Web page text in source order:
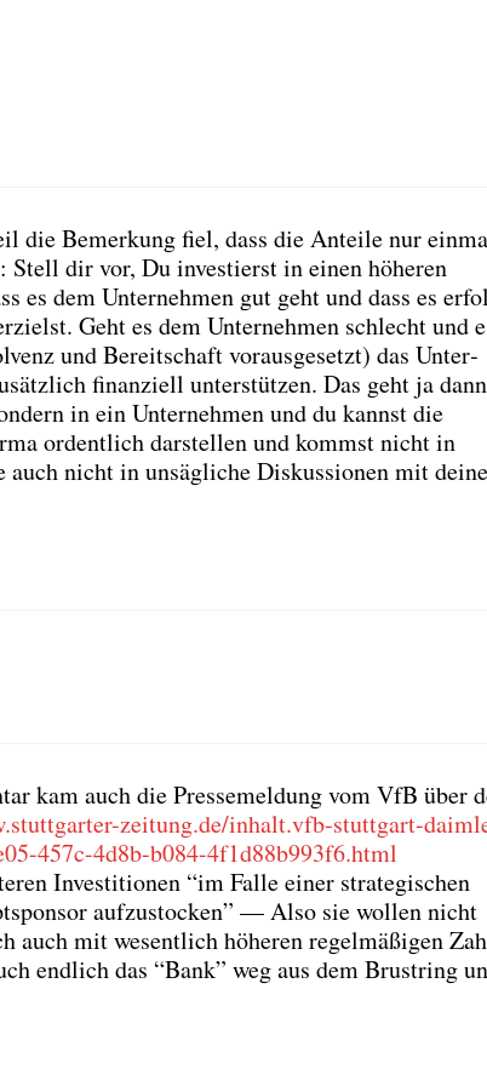
die Bemer­kung fiel, dass die Antei­le nur
Stell dir vor, Du inves­tierst in einen höhe­ren
es dem Unter­neh­men gut geht und dass es
Geht es dem Unter­neh­men schlecht und
und Bereit­schaft vor­aus­ge­setzt) das Unter­
finan­zi­ell unter­stüt­zen. Das geht ja
in ein Unter­neh­men und du kannst die
ordent­lich dar­stel­len und kommst nicht in
nicht in unsäg­li­che Dis­kus­sio­nen mit
kam auch die Pres­se­mel­dung vom VfB über
zeitung.de/inhalt.vfb-stuttgart-
457c-4d8b-b084-4f1d88b993f6.html
Inves­ti­tio­nen “im Fal­le einer stra­te­gi­schen
auf­zu­sto­cken” — Also sie wol­len nicht
auch mit wesent­lich höhe­ren regel­mä­ßi­gen
end­lich das “Bank” weg aus dem Brust­ring